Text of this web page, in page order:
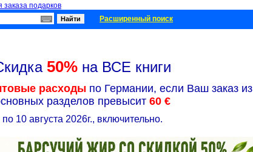
заказа подарков
Расширенный поиск
50%на ВСЕ книги
расходыпо Германии, если Ваш заказ из
разделов превысит 60 €
по 10 августа 2026г., включительно.